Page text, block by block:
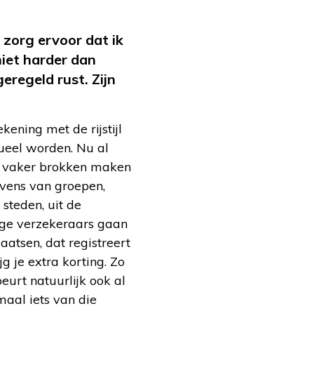
zorg ervoor dat ik
harder dan
rust. Zijn
met de rijstijl
worden. Nu al
brokken maken
van groepen,
uit de
verzekeraars gaan
dat registreert
je extra korting. Zo
natuurlijk ook al
iets van die